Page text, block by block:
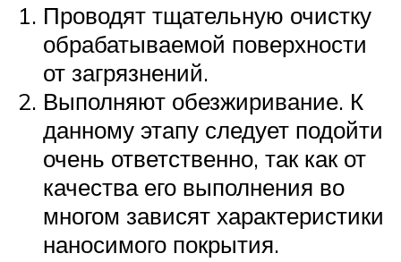
Проводят тщательную очистку
обрабатываемой поверхности
от загрязнений.
Выполняют обезжиривание. К
данному этапу следует подойти
очень ответственно, так как от
качества его выполнения во
многом зависят характеристики
наносимого покрытия.